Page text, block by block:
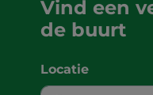
Vind een
de buurt
Locatie